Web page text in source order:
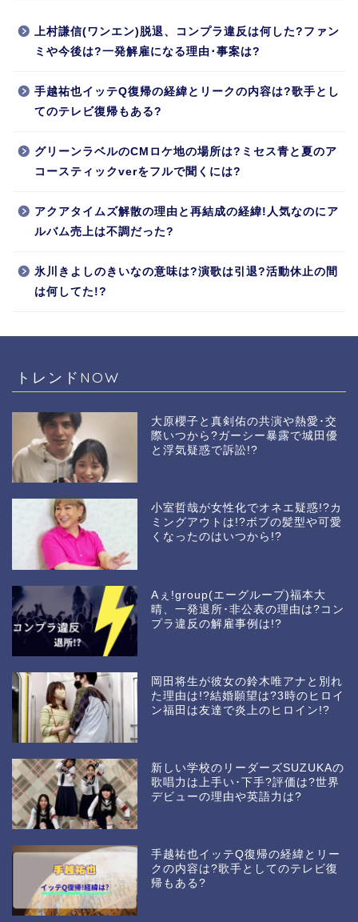
上村謙信(ワンエン)脱退、コンプラ違反は何した?ファン
ミや今後は?一発解雇になる理由･事案は?
手越祐也イッテQ復帰の経緯とリークの内容は?歌手とし
てのテレビ復帰もある?
グリーンラベルのCMロケ地の場所は?ミセス青と夏のア
コースティックverをフルで聞くには?
アクアタイムズ解散の理由と再結成の経緯!人気なのにア
ルバム売上は不調だった?
氷川きよしのきいなの意味は?演歌は引退?活動休止の間
は何してた!?
トレンドNOW
大原櫻子と真剣佑の共演や熱愛･交
際いつから?ガーシー暴露で城田優
と浮気疑惑で訴訟!?
小室哲哉が女性化でオネエ疑惑!?カ
ミングアウトは!?ボブの髪型や可愛
くなったのはいつから!?
Aぇ!group(エーグループ)福本大
晴、一発退所･非公表の理由は?コン
プラ違反の解雇事例は!?
岡田将生が彼女の鈴木唯アナと別れ
た理由は!?結婚願望は?3時のヒロイ
ン福田は友達で炎上のヒロイン!?
新しい学校のリーダーズSUZUKAの
歌唱力は上手い･下手?評価は?世界
デビューの理由や英語力は?
手越祐也イッテQ復帰の経緯とリー
クの内容は?歌手としてのテレビ復
帰もある?